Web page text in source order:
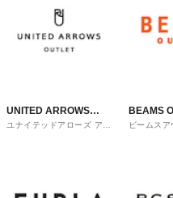
UNITED ARROWS
OUTLET
ユナイテッドアローズ アウ
BEAMS
ビームスア